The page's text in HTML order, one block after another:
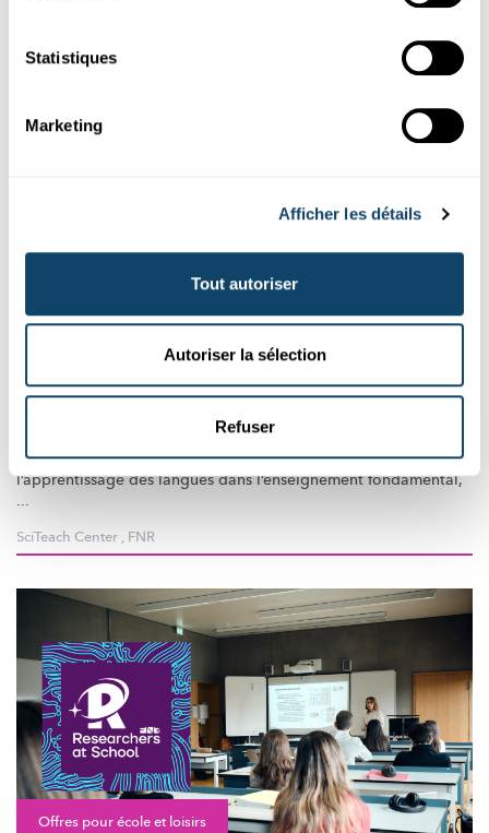
Statistiques
Marketing
Afficher les détails
Tout autoriser
Autoriser la sélection
Refuser
Offres pour école et loisirs
Lët'z talk about Science : quel est le lien avec
L'enseignementdes sciences peut servir de catalyseur pour
l’apprentissagedes langues dansl’enseignementfondamental,
...
SciTeach Center , FNR
Offres pour école et loisirs